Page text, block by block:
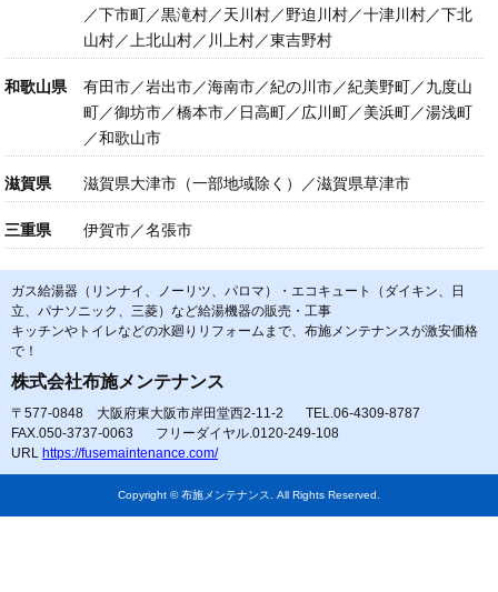
／下市町／黒滝村／天川村／野迫川村／十津川村／下北
山村／上北山村／川上村／東吉野村
和歌山県
有田市／岩出市／海南市／紀の川市／紀美野町／九度山
町／御坊市／橋本市／日高町／広川町／美浜町／湯浅町
／和歌山市
滋賀県 滋賀県大津市（一部地域除く）／滋賀県草津市
三重県 伊賀市／名張市
ガス給湯器（リンナイ、ノーリツ、パロマ）・エコキュート（ダイキン、日
立、パナソニック、三菱）など給湯機器の販売・工事
キッチンやトイレなどの水廻りリフォームまで、布施メンテナンスが激安価格
で！
株式会社布施メンテナンス
〒577-0848 大阪府東大阪市岸田堂西2-11-2
TEL.06-4309-8787
FAX.050-3737-0063
フリーダイヤル.0120-249-108
URL https://fusemaintenance.com/
Copyright © 布施メンテナンス. All Rights Reserved.